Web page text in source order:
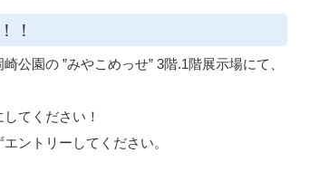
！
公園の ”みやこめっせ” 3階.1階展示場にて、
てください！
ントリーしてください。